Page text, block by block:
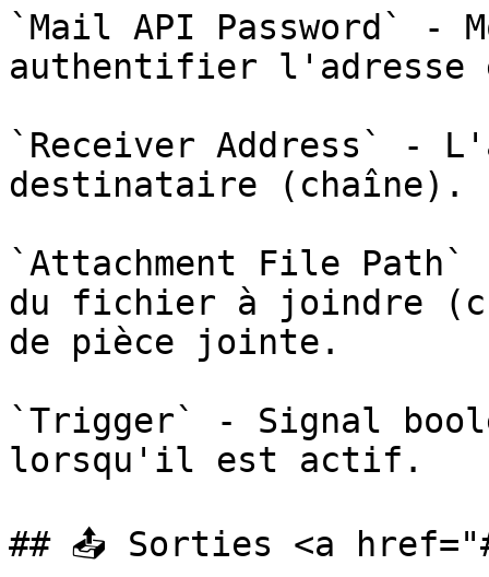
`Mail API Password` -
authentifier l'adresse
`Receiver Address` -
destinataire (chaîne).
`Attachment File
du fichier à joindre
de pièce jointe.
`Trigger` - Signal
lorsqu'il est actif.
## 📤 Sorties <a